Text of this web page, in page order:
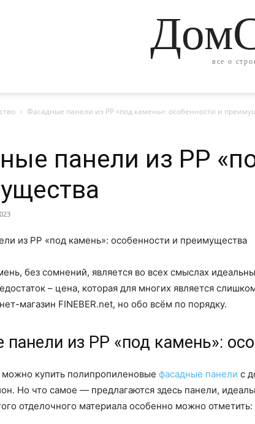
все о
Фасадные панели из РР «под камень»: особенности и
панели из РР
без сомнений, является во всех смыслах
– цена, которая для многих является
магазин FINEBER.net, но обо всём по порядку.
из РР «под камень»:
можно купить полипропиленовые фасадные панели с
Но что самое — предлагаются здесь панели,
отделочного материала особенно можно отметить: